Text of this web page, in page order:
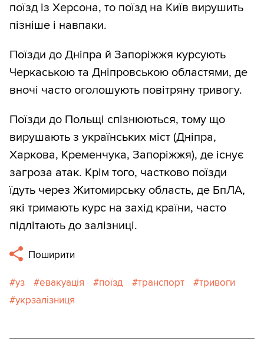
поїзд із Херсона, то поїзд на Київ вирушить
пізніше і навпаки.
Поїзди до Дніпра й Запоріжжя курсують
Черкаською та Дніпровською областями, де
вночі часто оголошують повітряну тривогу.
Поїзди до Польщі спізнюються, тому що
вирушають з українських міст (Дніпра,
Харкова, Кременчука, Запоріжжя), де існує
загроза атак. Крім того, частково поїзди
їдуть через Житомирську область, де БпЛА,
які тримають курс на захід країни, часто
підлітають до залізниці.
Поширити
уз евакуація поїзд транспорт
тривоги
укрзалізниця